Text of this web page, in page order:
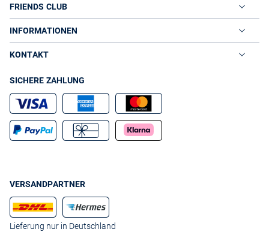
FRIENDS CLUB
INFORMATIONEN
KONTAKT
SICHERE ZAHLUNG
VERSANDPARTNER
Lieferung nur in Deutschland